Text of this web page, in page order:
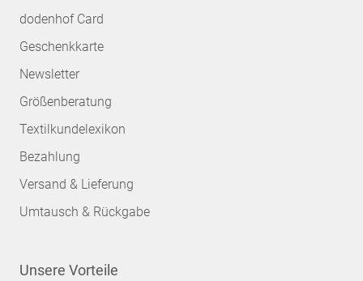
dodenhof Card
Geschenkkarte
Newsletter
Größenberatung
Textilkundelexikon
Bezahlung
Versand & Lieferung
Umtausch & Rückgabe
Unsere Vorteile